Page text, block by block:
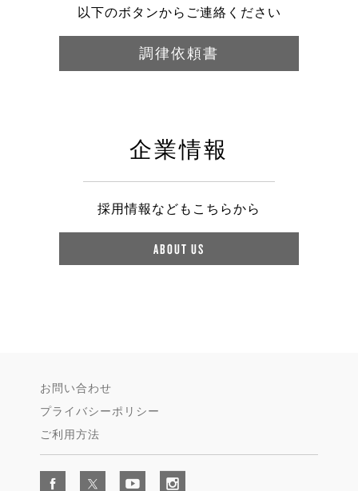
以下のボタンからご連絡ください
調律依頼書
企業情報
採用情報などもこちらから
ABOUT US
お問い合わせ
プライバシーポリシー
ご利用方法